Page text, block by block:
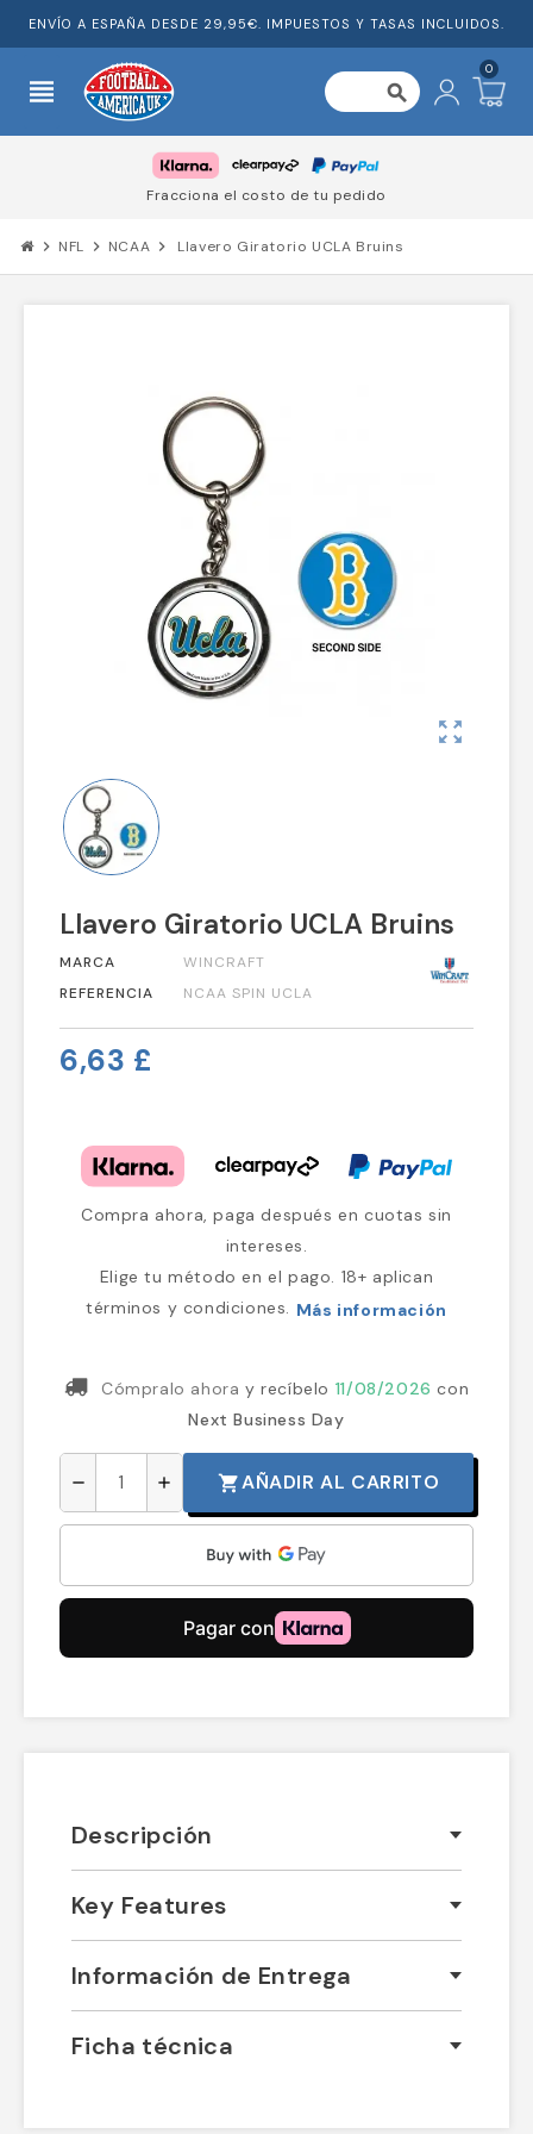
ENVÍO A ESPAÑA DESDE 29,95€. IMPUESTOS Y TASAS INCLUIDOS.
view_headline search
0
Fracciona el costo de tu pedido
chevron_right NFL chevron_right NCAA chevron_right Llavero Giratorio UCLA Bruins
zoom_out_map
Llavero Giratorio UCLA Bruins
MARCA
WINCRAFT
REFERENCIA
NCAA SPIN UCLA
6,63 £
Compra ahora, paga después en cuotas sin
intereses.
Elige tu método en el pago. 18+ aplican
términos y condiciones. Más información
Cómpralo ahoray recíbelo 11/08/2026 con
Next Business Day
remove add shopping_cartAÑADIR AL CARRITO
Descripción
Key Features
Información de Entrega
Ficha técnica